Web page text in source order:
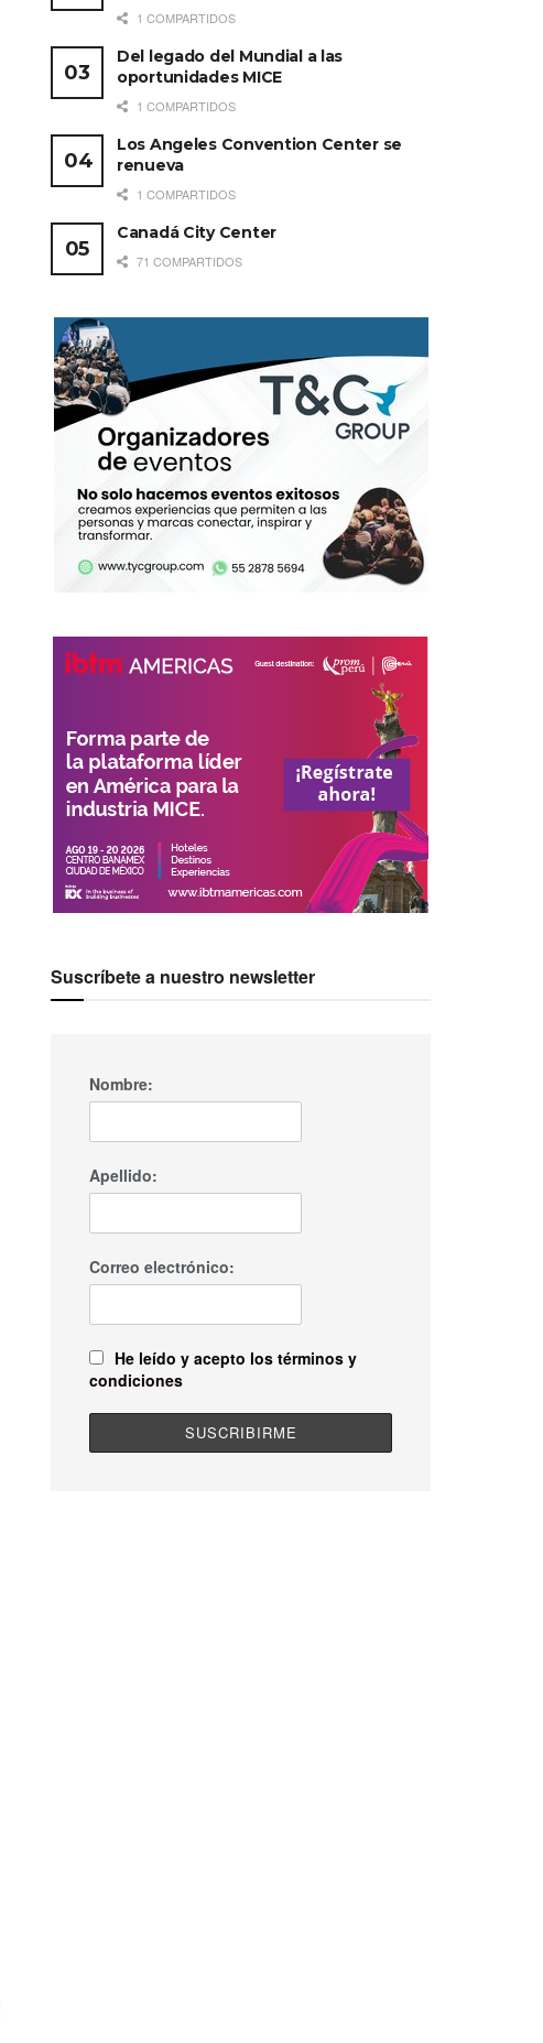
1 COMPARTIDOS
Del legado del Mundial a las
oportunidades MICE
1 COMPARTIDOS
Los Angeles Convention Center se
renueva
1 COMPARTIDOS
Canadá City Center
71 COMPARTIDOS
Suscríbete a nuestro newsletter
Nombre:
Apellido:
Correo electrónico:
He leído y acepto los términos y
condiciones